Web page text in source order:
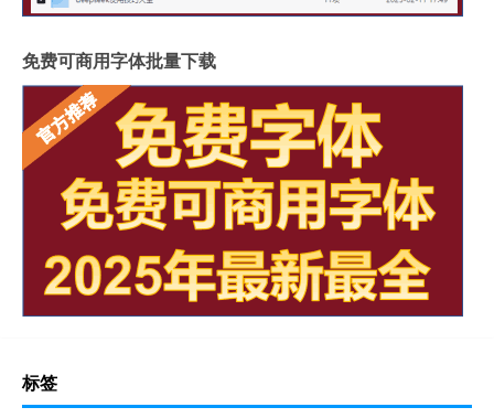
免费可商用字体批量下载
标签